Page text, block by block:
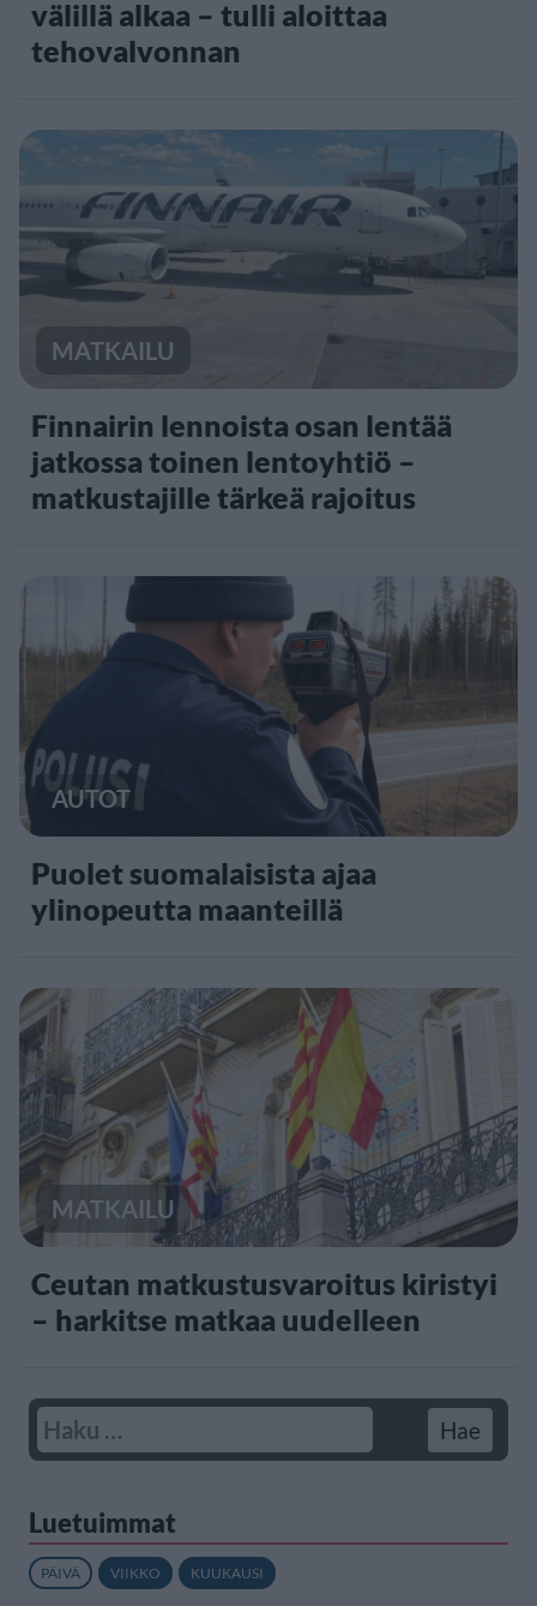
välillä alkaa – tulli aloittaa
tehovalvonnan
MATKAILU
Finnairin lennoista osan lentää
jatkossa toinen lentoyhtiö –
matkustajille tärkeä rajoitus
AUTOT
Puolet suomalaisista ajaa
ylinopeutta maanteillä
MATKAILU
Ceutan matkustusvaroitus kiristyi
– harkitse matkaa uudelleen
Luetuimmat
PÄIVÄ VIIKKO KUUKAUSI